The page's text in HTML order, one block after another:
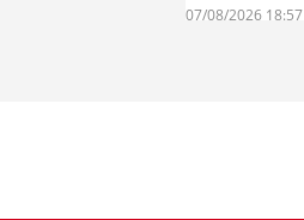
07/08/2026 18:57